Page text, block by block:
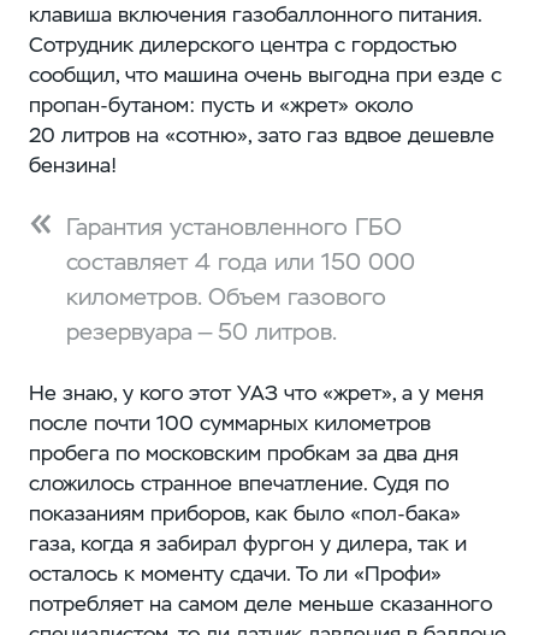
клавиша включения газобаллонного питания.
Сотрудник дилерского центра с гордостью
сообщил, что машина очень выгодна при езде с
пропан-бутаном: пусть и «жрет» около
20 литров на «сотню», зато газ вдвое дешевле
бензина!
Гарантия установленного ГБО
составляет 4 года или 150 000
километров. Объем газового
резервуара — 50 литров.
Не знаю, у кого этот УАЗ что «жрет», а у меня
после почти 100 суммарных километров
пробега по московским пробкам за два дня
сложилось странное впечатление. Судя по
показаниям приборов, как было «пол-бака»
газа, когда я забирал фургон у дилера, так и
осталось к моменту сдачи. То ли «Профи»
потребляет на самом деле меньше сказанного